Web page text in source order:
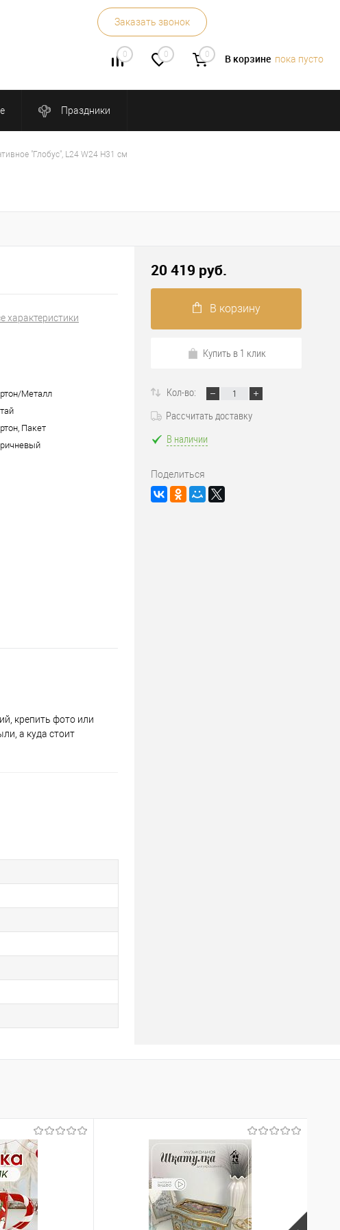
Заказать звонок
0 0 0 В корзине пока пусто
Праздники
"Глобус", L24 W24 H31 см
характеристики
Металл
Пакет
крепить фото или
а куда стоит
20 419 руб.
В корзину
Купить в 1 клик
Кол-во:
Рассчитать доставку
В наличии
Поделиться